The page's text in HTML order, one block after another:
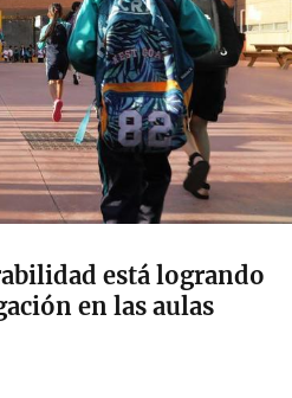
está logrando
en las aulas